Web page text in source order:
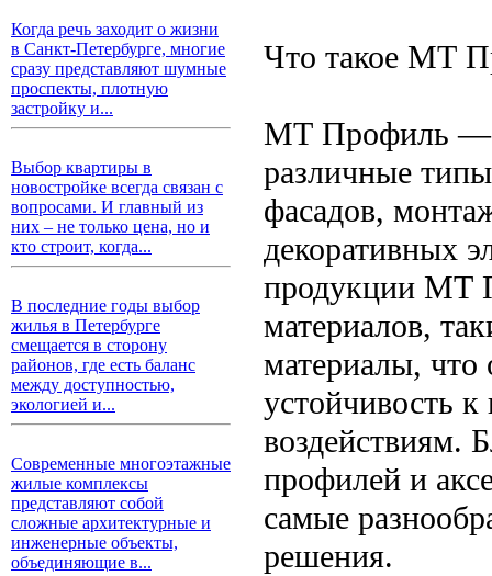
Когда речь заходит о жизни
в Санкт-Петербурге, многие
сразу представляют шумные
проспекты, плотную
застройку и...
Выбор квартиры в
новостройке всегда связан с
вопросами. И главный из
них – не только цена, но и
кто строит, когда...
В последние годы выбор
жилья в Петербурге
смещается в сторону
районов, где есть баланс
между доступностью,
экологией и...
Современные многоэтажные
жилые комплексы
представляют собой
сложные архитектурные и
инженерные объекты,
объединяющие в...
Что такое МТ
МТ Профиль —
различные
фасадов,
декоративных
продукции МТ
материалов,
материалы, что
устойчивость
воздействиям.
профилей и
самые
решения.